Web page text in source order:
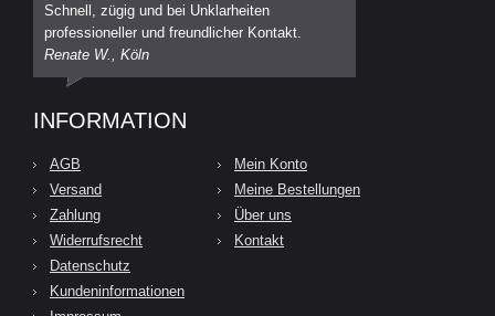
Schnell, zügig und bei Unklarheiten
professioneller und freundlicher Kontakt.
Renate W., Köln
INFORMATION
AGB
Versand
Zahlung
Widerrufsrecht
Datenschutz
Kundeninformationen
Mein Konto
Meine Bestellungen
Über uns
Kontakt